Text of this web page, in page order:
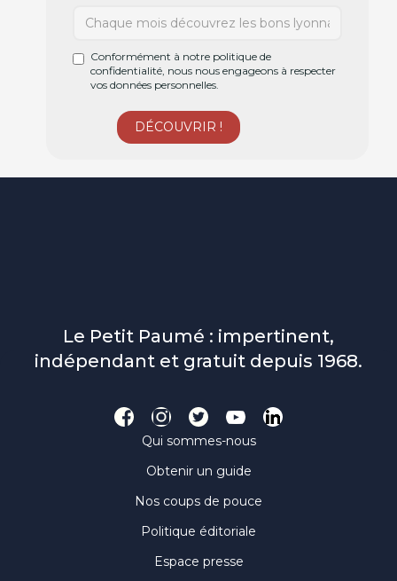
Conformément à notre politique de
confidentialité, nous nous engageons à respecter
vos données personnelles.
Le Petit Paumé : impertinent,
indépendant et gratuit depuis 1968.
Qui sommes-nous
Obtenir un guide
Nos coups de pouce
Politique éditoriale
Espace presse